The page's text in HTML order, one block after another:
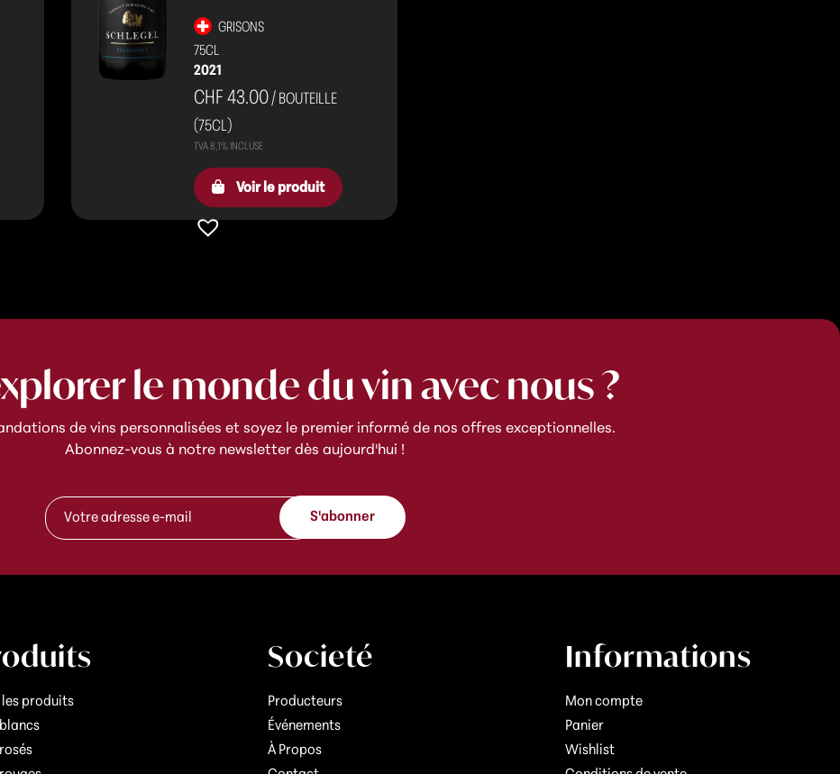
GRISONS
75CL
2021
CHF 43.00/ BOUTEILLE
(75CL)
Voir le produit
le monde du vin avec nous ?
de vins personnalisées et soyez le premier informé de nos offres exceptionnelles.
Abonnez-vous à notre newsletter dès aujourd'hui !
e
s
A
d
r
s
-
m
i
l
S'abonner
les produits
Societé
Producteurs
Événements
À Propos
Informations
Mon compte
Panier
Wishlist